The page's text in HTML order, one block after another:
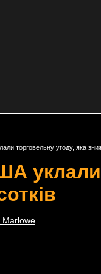
торговельну угоду, яка
Marlowe